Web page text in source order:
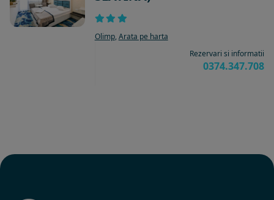
Olimp, Arata pe harta
Rezervari si informatii
0374.347.708